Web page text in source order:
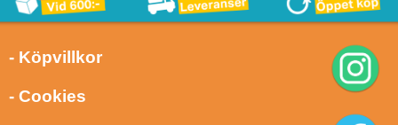
- Köpvillkor
- Cookies